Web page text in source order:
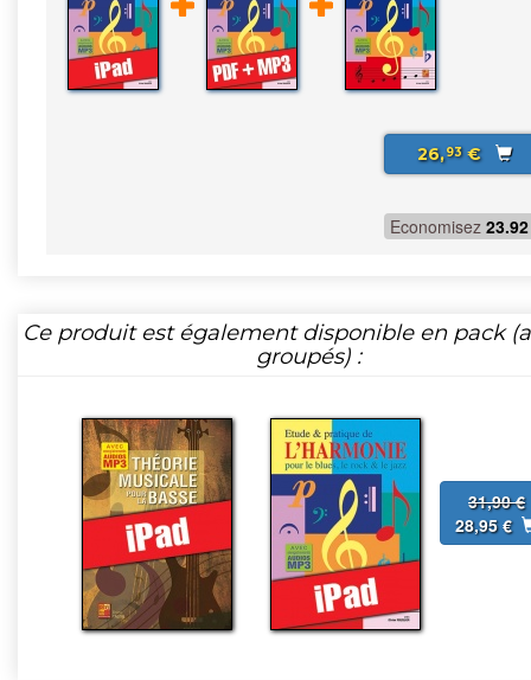
26,93€
Economisez 23.92
Ce produit est également disponible en pack
groupés) :
31,90 €
28,95 €